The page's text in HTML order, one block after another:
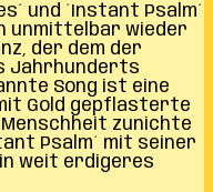
und ´Instant Psalm´
unmittelbar wieder
der dem der
Jahrhunderts
Song ist eine
Gold gepflasterte
zunichte
Psalm´ mit seiner
weit erdigeres